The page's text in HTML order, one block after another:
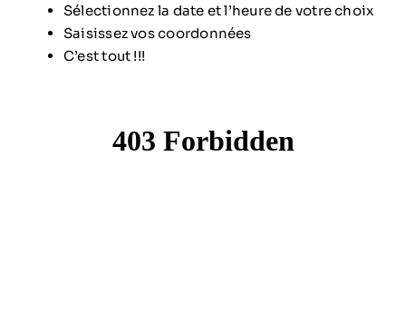
Sélectionnez la date et l’heure de votre choix
Saisissez vos coordonnées
C’est tout !!!